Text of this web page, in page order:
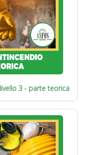
3 - parte teorica